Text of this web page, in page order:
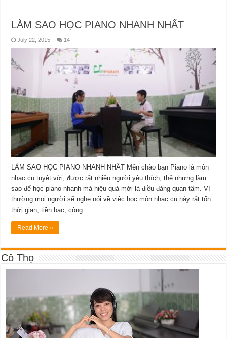
LÀM SAO HỌC PIANO NHANH NHẤT
July 22, 2015 14
LÀM SAO HỌC PIANO NHANH NHẤT Mến chào bạn Piano là môn
nhạc cụ tuyệt vời, được rất nhiều người yêu thích, thế nhưng làm
sao để học piano nhanh mà hiệu quả mới là điều đáng quan tâm. Vì
thường mọi người sẽ nghe nói về việc học môn nhạc cụ này rất tốn
thời gian, tiền bạc, công …
Read More »
Cô Thọ